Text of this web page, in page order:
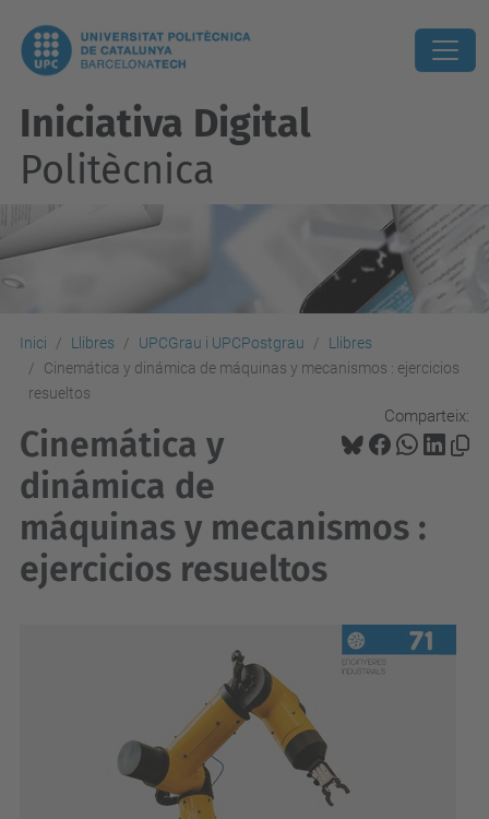
Iniciativa Digital
Politècnica
Inici Llibres UPCGrau i UPCPostgrau
Llibres
Cinemática y dinámica de máquinas y mecanismos : ejercicios
resueltos
Comparteix:
Cinemática y
dinámica de
máquinas y mecanismos :
ejercicios resueltos